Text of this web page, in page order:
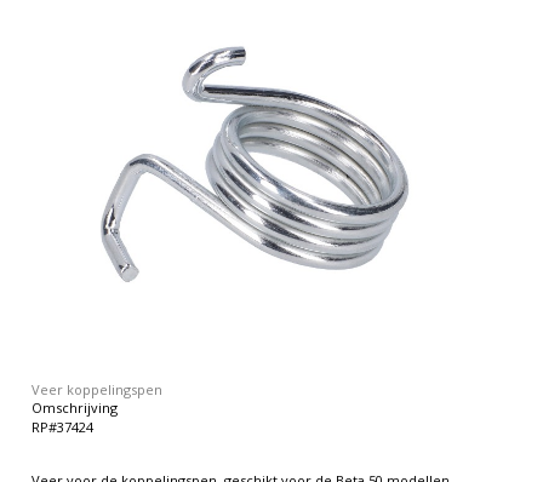
Veer koppelingspen
Omschrijving
RP#37424